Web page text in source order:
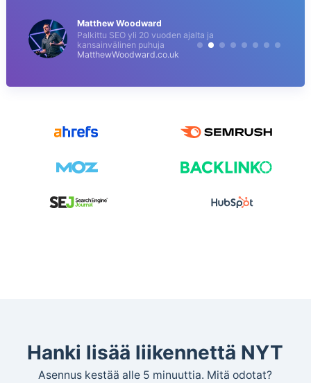
Matthew Woodward
Palkittu SEO yli 20 vuoden ajalta ja
kansainvälinen puhuja
MatthewWoodward.co.uk
Hanki lisää liikennettä NYT
Asennus kestää alle 5 minuuttia. Mitä odotat?